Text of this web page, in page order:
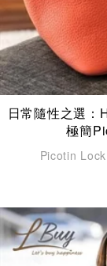
日常隨性之選
極簡
Picotin